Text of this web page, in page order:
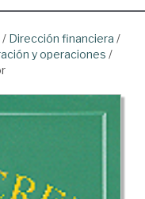
/ Dirección financiera /
y operaciones /